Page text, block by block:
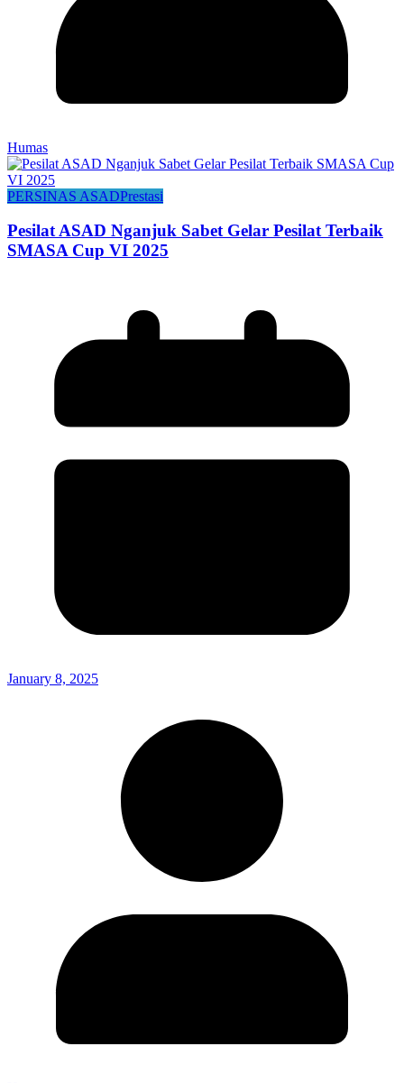
Humas
PERSINAS ASADPrestasi
Pesilat ASAD Nganjuk Sabet Gelar Pesilat Terbaik
SMASA Cup VI 2025
January 8, 2025